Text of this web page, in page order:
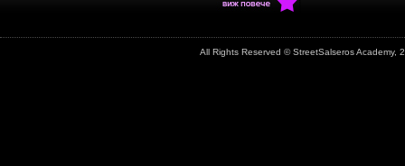
All Rights Reserved © StreetSalseros Academy,